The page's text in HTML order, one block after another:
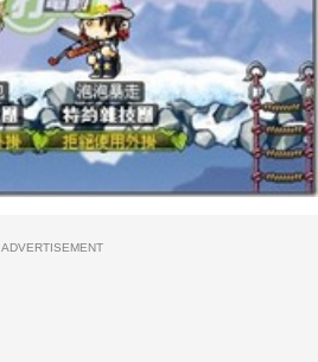
ADVERTISEMENT